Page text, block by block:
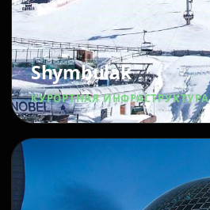
Shymbulak
КУРОРТНАЯ ИНФРАСТРУКТУРА